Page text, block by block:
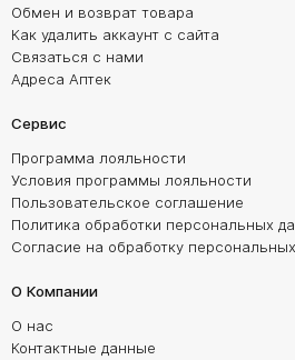
Обмен и возврат товара
Как удалить аккаунт с сайта
Связаться с нами
Адреса Аптек
Сервис
Программа лояльности
Условия программы лояльности
Пользовательское соглашение
Политика обработки персональных
Согласие на обработку
О Компании
О нас
Контактные данные